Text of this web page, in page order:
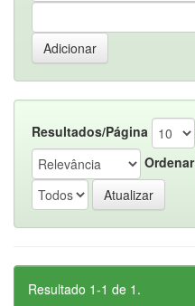
Resultados/Página
Ordenar
Resultado 1-1 de 1.